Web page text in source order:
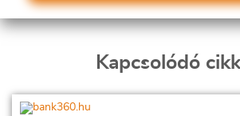
Kapcsolódó